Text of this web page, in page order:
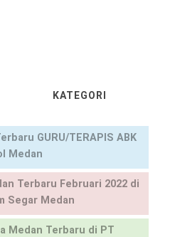
KATEGORI
GURU/TERAPIS ABK
Medan
Terbaru Februari 2022 di
Segar Medan
Medan Terbaru di PT